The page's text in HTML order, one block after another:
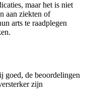
maar het is niet
aan ziekten of
arts te raadplegen
goed, de beoordelingen
zijn